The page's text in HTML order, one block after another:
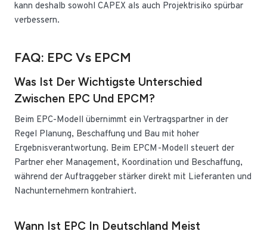
kann deshalb sowohl CAPEX als auch Projektrisiko spürbar
verbessern.
FAQ: EPC Vs EPCM
Was Ist Der Wichtigste Unterschied
Zwischen EPC Und EPCM?
Beim EPC-Modell übernimmt ein Vertragspartner in der
Regel Planung, Beschaffung und Bau mit hoher
Ergebnisverantwortung. Beim EPCM-Modell steuert der
Partner eher Management, Koordination und Beschaffung,
während der Auftraggeber stärker direkt mit Lieferanten und
Nachunternehmern kontrahiert.
Wann Ist EPC In Deutschland Meist